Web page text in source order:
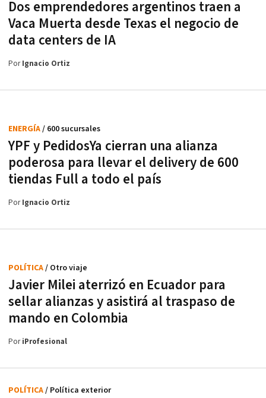
Dos emprendedores argentinos traen a
Vaca Muerta desde Texas el negocio de
data centers de IA
PorIgnacio Ortiz
YPF y PedidosYa cierran una alianza
poderosa para llevar el delivery de 600
tiendas Full a todo el país
ENERGÍA/ 600 sucursales
PorIgnacio Ortiz
Javier Milei aterrizó en Ecuador para
sellar alianzas y asistirá al traspaso de
mando en Colombia
POLÍTICA/ Otro viaje
PoriProfesional
POLÍTICA/ Política exterior